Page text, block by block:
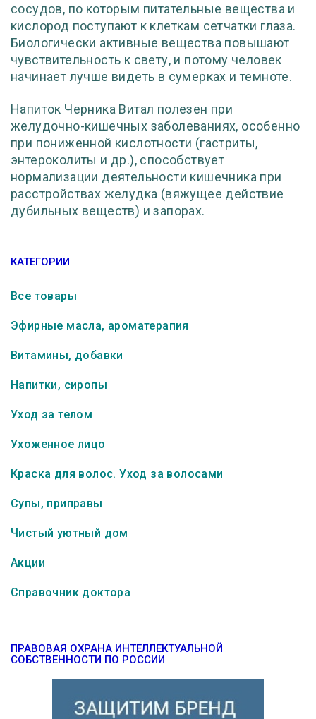
сосудов, по которым питательные вещества и
кислород поступают к клеткам сетчатки глаза.
Биологически активные вещества повышают
чувствительность к свету, и потому человек
начинает лучше видеть в сумерках и темноте.
Напиток Черника Витал полезен при
желудочно-кишечных заболеваниях, особенно
при пониженной кислотности (гастриты,
энтероколиты и др.), способствует
нормализации деятельности кишечника при
расстройствах желудка (вяжущее действие
дубильных веществ) и запорах.
КАТЕГОРИИ
Все товары
Эфирные масла, ароматерапия
Витамины, добавки
Напитки, сиропы
Уход за телом
Ухоженное лицо
Краска для волос. Уход за волосами
Супы, приправы
Чистый уютный дом
Акции
Справочник доктора
ПРАВОВАЯ ОХРАНА ИНТЕЛЛЕКТУАЛЬНОЙ
СОБСТВЕННОСТИ ПО РОССИИ